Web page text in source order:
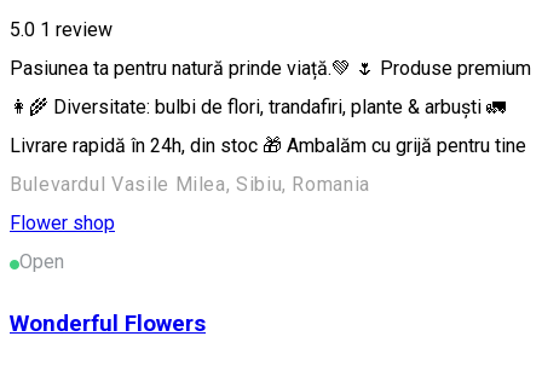
5.0 1 review
Pasiunea ta pentru natură prinde viață.💚 🌷 Produse premium
👩‍🌾 Diversitate: bulbi de flori, trandafiri, plante & arbuști 🚛
Livrare rapidă în 24h, din stoc 🎁 Ambalăm cu grijă pentru tine
Bulevardul Vasile Milea, Sibiu, Romania
Flower shop
Open
Wonderful Flowers